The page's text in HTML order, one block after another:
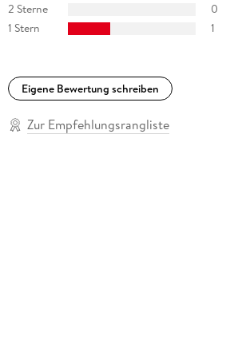
2 Sterne
0
1 Stern
1
Eigene Bewertung schreiben
Zur Empfehlungsrangliste